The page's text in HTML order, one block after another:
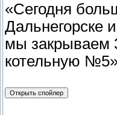
«Сегодня
Дальнегорске
мы закрываем
котельную